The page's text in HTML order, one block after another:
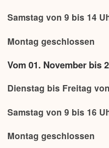
Samstag von 9 bis 14
Montag geschlossen
Vom 01. November bis
Dienstag bis Freitag
Samstag von 9 bis 16
Montag geschlossen